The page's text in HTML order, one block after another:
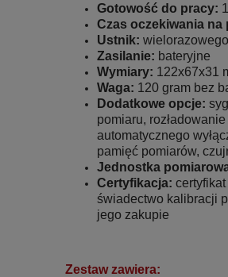
Gotowość do pracy:
Czas oczekiwania na
Ustnik:
Zasilanie: bateryjne
Wymiary: 122x67x31
Waga: 120 gram bez
Dodatkowe opcje:
pomiaru,
automatycznego
pamięć pomiarów,
Jednostka
Certyfikacja:
świadectwo kalibracji
jego zakupie
Zestaw zawiera: